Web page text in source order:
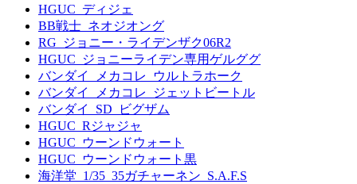
HGUC_ディジェ
BB戦士_ネオジオング
RG_ジョニー・ライデンザク06R2
HGUC_ジョニーライデン専用ゲルググ
バンダイ_メカコレ_ウルトラホーク
バンダイ_メカコレ_ジェットビートル
バンダイ_SD_ビグザム
HGUC_Rジャジャ
HGUC_ウーンドウォート
HGUC_ウーンドウォート黒
海洋堂_1/35_35ガチャーネン_S.A.F.S